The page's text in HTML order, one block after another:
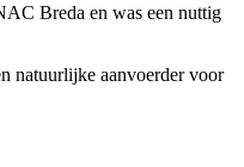
Breda en was een nuttig
natuurlijke aanvoerder voor